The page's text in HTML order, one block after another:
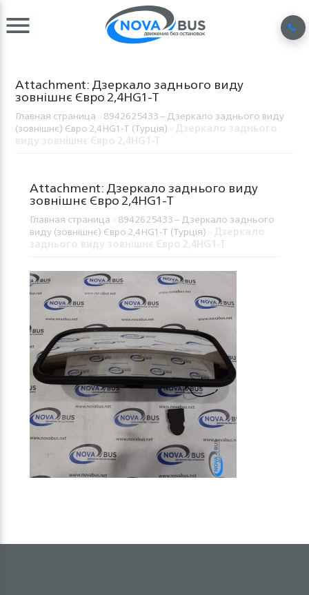
Attachment: Дзеркало заднього виду
зовнішнє Євро 2,4HG1-T
Главная страница 8942625433 – Дзеркало заднього виду
(зовнішнє) Євро 2,4HG1-T (Турція)
Attachment: Дзеркало заднього виду
зовнішнє Євро 2,4HG1-T
Главная страница 8942625433 – Дзеркало заднього
виду (зовнішнє) Євро 2,4HG1-T (Турція)